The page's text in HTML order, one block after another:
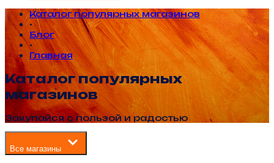
Каталог популярных магазинов
•
Блог
•
Главная
Каталог популярных
магазинов
Закупайся с пользой и радостью
Все магазины